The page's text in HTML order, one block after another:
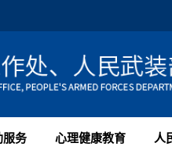
服务 心理健康教育 人